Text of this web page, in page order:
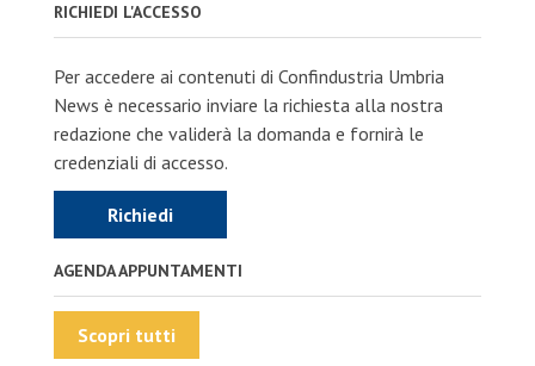
RICHIEDI L'ACCESSO
Per accedere ai contenuti di Confindustria Umbria
News è necessario inviare la richiesta alla nostra
redazione che validerà la domanda e fornirà le
credenziali di accesso.
Richiedi
AGENDA APPUNTAMENTI
Scopri tutti